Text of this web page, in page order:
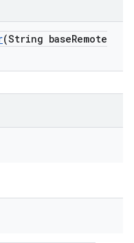
(String baseRemote